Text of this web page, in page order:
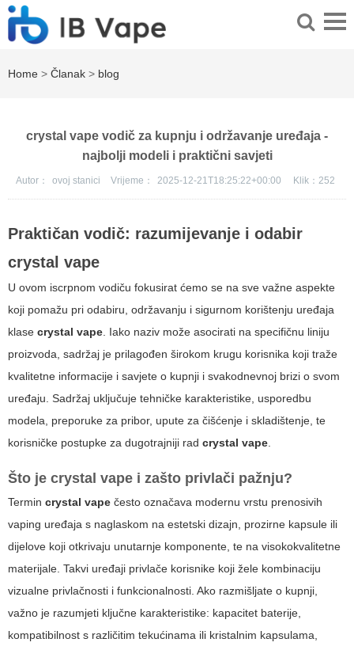
Home > Članak > blog
crystal vape vodič za kupnju i održavanje uređaja -
najbolji modeli i praktični savjeti
Autor： ovoj stanici Vrijeme： 2025-12-21T18:25:22+00:00 Klik： 252
Praktičan vodič: razumijevanje i odabir
crystal vape
U ovom iscrpnom vodiču fokusirat ćemo se na sve važne aspekte
koji pomažu pri odabiru, održavanju i sigurnom korištenju uređaja
klase crystal vape. Iako naziv može asocirati na specifičnu liniju
proizvoda, sadržaj je prilagođen širokom krugu korisnika koji traže
kvalitetne informacije i savjete o kupnji i svakodnevnoj brizi o svom
uređaju. Sadržaj uključuje tehničke karakteristike, usporedbu
modela, preporuke za pribor, upute za čišćenje i skladištenje, te
korisničke postupke za dugotrajniji rad crystal vape.
Što je crystal vape i zašto privlači pažnju?
Termin crystal vape često označava modernu vrstu prenosivih
vaping uređaja s naglaskom na estetski dizajn, prozirne kapsule ili
dijelove koji otkrivaju unutarnje komponente, te na visokokvalitetne
materijale. Takvi uređaji privlače korisnike koji žele kombinaciju
vizualne privlačnosti i funkcionalnosti. Ako razmišljate o kupnji,
važno je razumjeti ključne karakteristike: kapacitet baterije,
kompatibilnost s različitim tekućinama ili kristalnim kapsulama,